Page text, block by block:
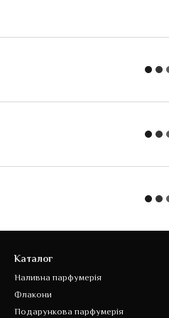
Каталог
Наливна парфумерія
Флакони
Подарункова парфумерія